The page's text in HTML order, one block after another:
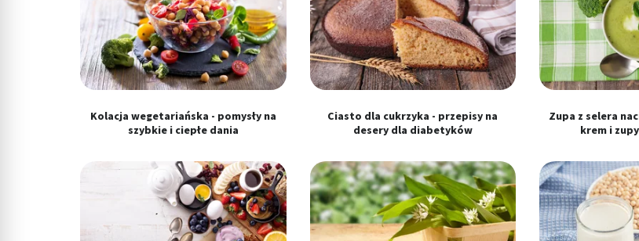
Kolacja wegetariańska - pomysły na
szybkie i ciepłe dania
Ciasto dla cukrzyka - przepisy na
desery dla diabetyków
Zupa z selera
krem i
Wykorzystywanie ograniczonych danych do wyboru treści
Funkcje specjalne IAB:
Użycie dokładnych danych geolokalizacyjnych
Cele przetwarzania inne niż IAB:
Wydajność (Performance)